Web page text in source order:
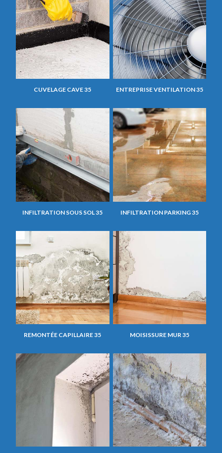
CUVELAGE CAVE 35 ENTREPRISE VENTILATION 35
INFILTRATION SOUS SOL 35 INFILTRATION PARKING 35
REMONTÉE CAPILLAIRE 35 MOISISSURE MUR 35